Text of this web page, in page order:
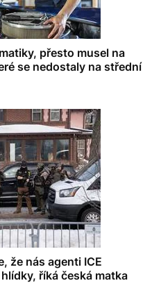
přesto musel na
se nedostaly na střední
že nás agenti ICE
říká česká matka